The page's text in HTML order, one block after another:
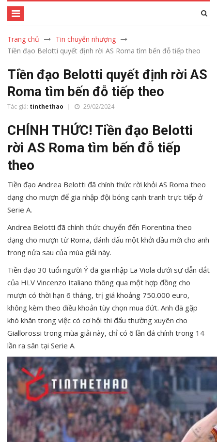
Trang chủ
Tin chuyển nhượng
Tiền đạo Belotti quyết định rời AS Roma tìm bến đỗ tiếp theo
Tiền đạo Belotti quyết định rời AS
Roma tìm bến đỗ tiếp theo
Tác giả: tinthethao 29/02/2024
CHÍNH THỨC! Tiền đạo Belotti
rời AS Roma tìm bến đỗ tiếp
theo
Tiền đạo Andrea Belotti đã chính thức rời khỏi AS Roma theo
dạng cho mượn để gia nhập đội bóng cạnh tranh trực tiếp ở
Serie A.
Andrea Belotti đã chính thức chuyển đến Fiorentina theo
dạng cho mượn từ Roma, đánh dấu một khởi đầu mới cho anh
trong nửa sau của mùa giải này.
Tiền đạo 30 tuổi người Ý đã gia nhập La Viola dưới sự dẫn dắt
của HLV Vincenzo Italiano thông qua một hợp đồng cho
mượn có thời hạn 6 tháng, trị giá khoảng 750.000 euro,
không kèm theo điều khoản tùy chọn mua đứt. Anh đã gặp
khó khăn trong việc có cơ hội thi đấu thường xuyên cho
Giallorossi trong mùa giải này, chỉ có 6 lần đá chính trong 14
lần ra sân tại Serie A.